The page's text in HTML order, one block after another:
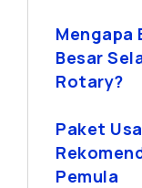
Mengapa
Besar
Rotary?
Paket
Pemula